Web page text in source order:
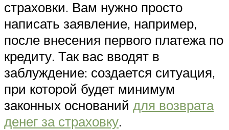
страховки. Вам нужно просто
написать заявление, например,
после внесения первого платежа по
кредиту. Так вас вводят в
заблуждение: создается ситуация,
при которой будет минимум
законных оснований для возврата
денег за страховку.